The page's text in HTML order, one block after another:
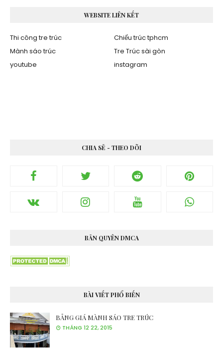
WEBSITE LIÊN KẾT
Thi công tre trúc
Chiếu trúc tphcm
Mành sáo trúc
Tre Trúc sài gòn
youtube
instagram
CHIA SẺ - THEO DÕI
BẢN QUYÊN DMCA
BÀI VIẾT PHỔ BIẾN
BẢNG GIÁ MÀNH SÁO TRE TRÚC
THÁNG 12 22, 2015